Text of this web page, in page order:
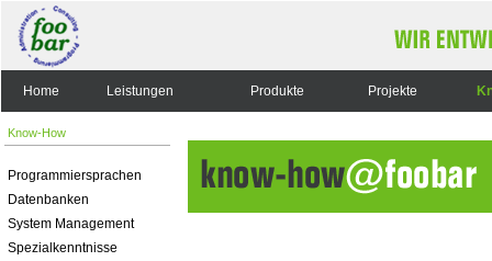
Home Leistungen Produkte Projekte
Know-How
Programmiersprachen
Datenbanken
System Management
Spezialkenntnisse